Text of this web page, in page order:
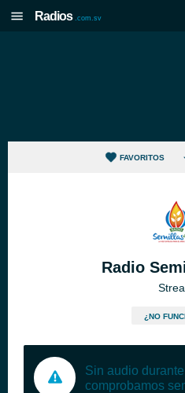
Radios .com.sv
FAVORITOS
Radio
¿NO
Sin audio
comprobamos